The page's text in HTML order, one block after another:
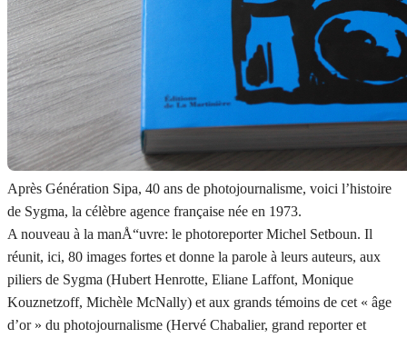
Après Génération Sipa, 40 ans de photojournalisme, voici l’histoire
de Sygma, la célèbre agence française née en 1973.
A nouveau à la manÅ“uvre: le photoreporter Michel Setboun. Il
réunit, ici, 80 images fortes et donne la parole à leurs auteurs, aux
piliers de Sygma (Hubert Henrotte, Eliane Laffont, Monique
Kouznetzoff, Michèle McNally) et aux grands témoins de cet « âge
d’or » du photojournalisme (Hervé Chabalier, grand reporter et